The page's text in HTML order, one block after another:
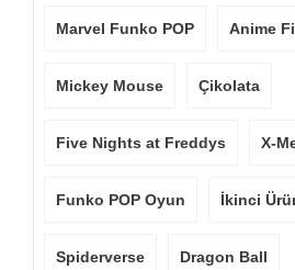
Marvel Funko POP Anime
Mickey Mouse Çikolata
Five Nights at Freddys X-
Funko POP Oyun İkinci
Spiderverse Dragon Ball